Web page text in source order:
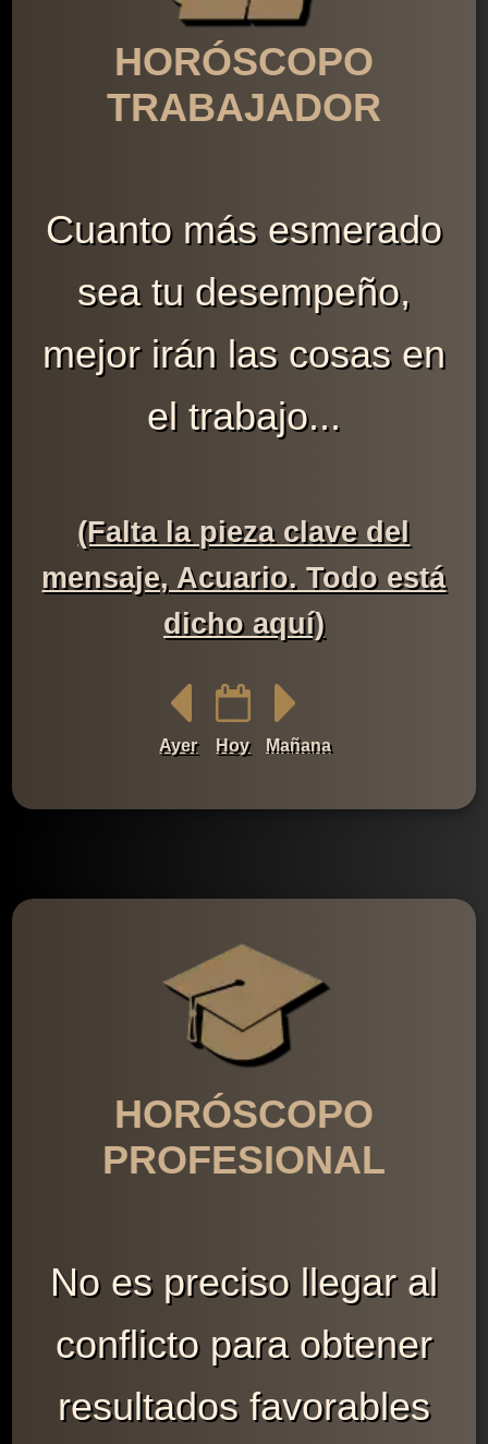
HORÓSCOPO
TRABAJADOR
Cuanto más esmerado
sea tu desempeño,
mejor irán las cosas en
el trabajo...
(Falta la pieza clave del
mensaje, Acuario. Todo está
dicho aquí)
Ayer Hoy Mañana
HORÓSCOPO
PROFESIONAL
No es preciso llegar al
conflicto para obtener
resultados favorables